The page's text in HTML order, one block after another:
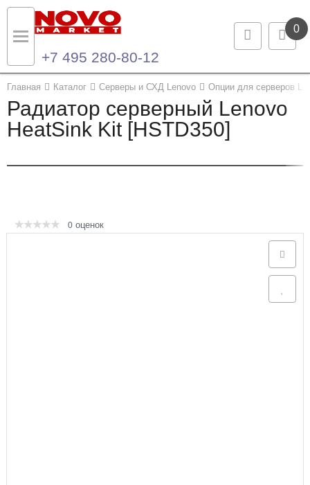
0
+7 495 280-80-12
Главная Каталог Серверы и СХД Lenovo Опции для серверов
Радиатор серверный Lenovo
HeatSink Kit [HSTD350]
0 оценок
Назад
Каталог продукции
Назад
Контакты